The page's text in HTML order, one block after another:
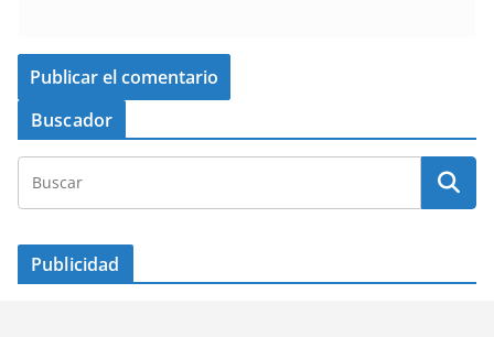
Buscador
Publicidad